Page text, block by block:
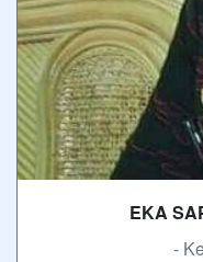
EKA
-